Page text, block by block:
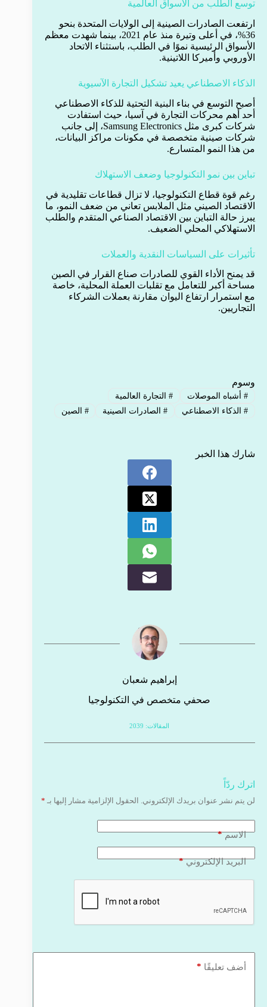
توسع الطلب من الأسواق العالمية
ارتفعت الصادرات الصينية إلى الولايات المتحدة بنحو
36%، في أعلى وتيرة منذ عام 2021، بينما شهدت معظم
الأسواق الرئيسية نموًا في الطلب، باستثناء الاتحاد
الأوروبي وأميركا اللاتينية.
الذكاء الاصطناعي يعيد تشكيل التجارة الآسيوية
أصبح التوسع في بناء البنية التحتية للذكاء الاصطناعي
أحد أهم محركات التجارة في آسيا، حيث استفادت
شركات كبرى مثل Samsung Electronics، إلى جانب
شركات صينية متخصصة في مكونات مراكز البيانات،
من هذا النمو المتسارع.
تباين بين نمو التكنولوجيا وضعف الاستهلاك
رغم قوة قطاع التكنولوجيا، لا تزال قطاعات تقليدية في
الاقتصاد الصيني مثل الملابس تعاني من ضعف النمو، ما
يبرز حالة التباين بين الاقتصاد الصناعي المتقدم والطلب
الاستهلاكي المحلي الضعيف.
تأثيرات على السياسات النقدية والعملات
قد يمنح الأداء القوي للصادرات صناع القرار في الصين
مساحة أكبر للتعامل مع تقلبات العملة المحلية، خاصة
مع استمرار ارتفاع اليوان مقارنة بعملات الشركاء
التجاريين.
وسوم
#أشباه الموصلات #التجارة العالمية
#الذكاء الاصطناعي #الصادرات الصينية # الصين
شارك هذا الخبر
إبراهيم شعبان
صحفي متخصص في التكنولوجيا
المقالات: 2039
اترك ردّاً
لن يتم نشر عنوان بريدك الإلكتروني. الحقول الإلزامية مشار إليها بـ *
الاسم*
البريد الإلكتروني*
أضف تعليقًا *